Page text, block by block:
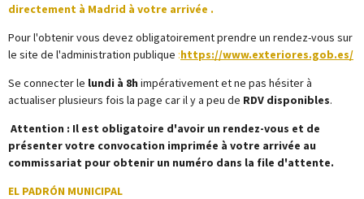
directement à Madrid à votre arrivée .
Pour l'obtenir vous devez obligatoirement prendre un rendez-vous sur
le site de l'administration publique :https://www.exteriores.gob.es/
Se connecter le lundi à 8h impérativement et ne pas hésiter à
actualiser plusieurs fois la page car il y a peu de RDV disponibles.
Attention : Il est obligatoire d'avoir un rendez-vous et de
présenter votre convocation imprimée à votre arrivée au
commissariat pour obtenir un numéro dans la file d'attente.
EL PADRÓN MUNICIPAL